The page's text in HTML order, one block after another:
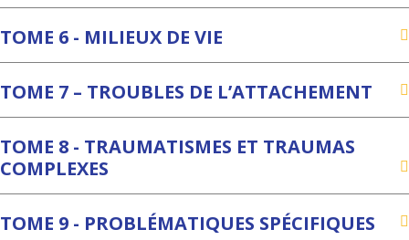
TOME 6 - MILIEUX DE VIE
TOME 7 – TROUBLES DE L’ATTACHEMENT
TOME 8 - TRAUMATISMES ET TRAUMAS
COMPLEXES
TOME 9 - PROBLÉMATIQUES SPÉCIFIQUES